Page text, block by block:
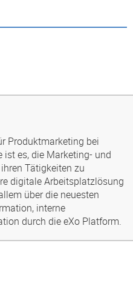
Produktmarketing bei
ist es, die Marketing- und
Tätigkeiten zu
digitale Arbeitsplatzlösung
über die neuesten
interne
durch die eXo Platform.